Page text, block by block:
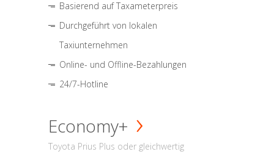
Basierend auf Taxameterpreis
Durchgeführt von lokalen
Taxiunternehmen
Online- und Offline-Bezahlungen
24/7-Hotline
Economy+
Toyota Prius Plus oder gleichwertig